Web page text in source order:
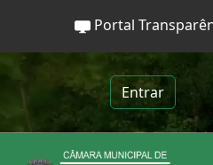
Portal
Entrar